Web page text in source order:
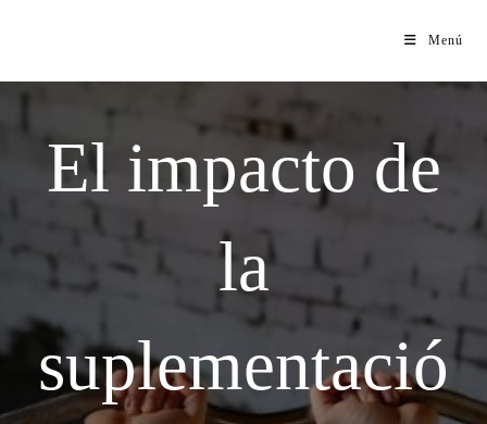
Menú
El impacto de
la
suplementació